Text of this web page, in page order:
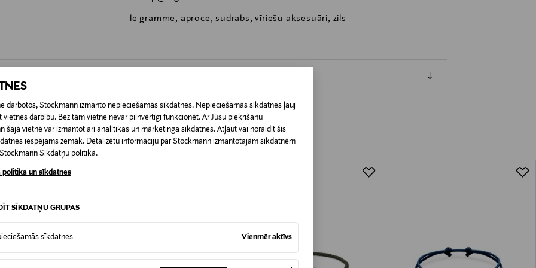
darbotos, Stockmann izmanto nepieciešamās sīkdatnes. Nepieciešamās sīkdatnes ļauj
vietnes darbību. Bez tām vietne nevar pilnvērtīgi funkcionēt. Ar Jūsu piekrišanu
šajā vietnē var izmantot arī analītikas un mārketinga sīkdatnes. Atļaut vai noraidīt šīs
iespējams zemāk. Detalizētu informāciju par Stockmann izmantotajām sīkdatnēm
Sīkdatņu politikā.
politika un sīkdatnes
SĪKDATŅU GRUPAS
sīkdatnes Vienmēr aktīvs
le gramme, aproce, sudrabs, vīriešu aksesuāri, zils
0,00 € – 4,90 €